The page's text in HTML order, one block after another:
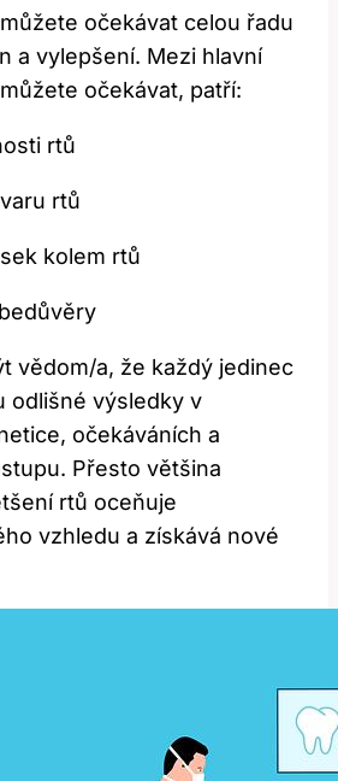
očekávat celou řadu
a vylepšení. Mezi hlavní
očekávat, patří:
rtů
rtů
kolem rtů
vědom/a, že každý jedinec
odlišné výsledky v
očekáváních a
Přesto většina
rtů oceňuje
vzhledu a získává nové